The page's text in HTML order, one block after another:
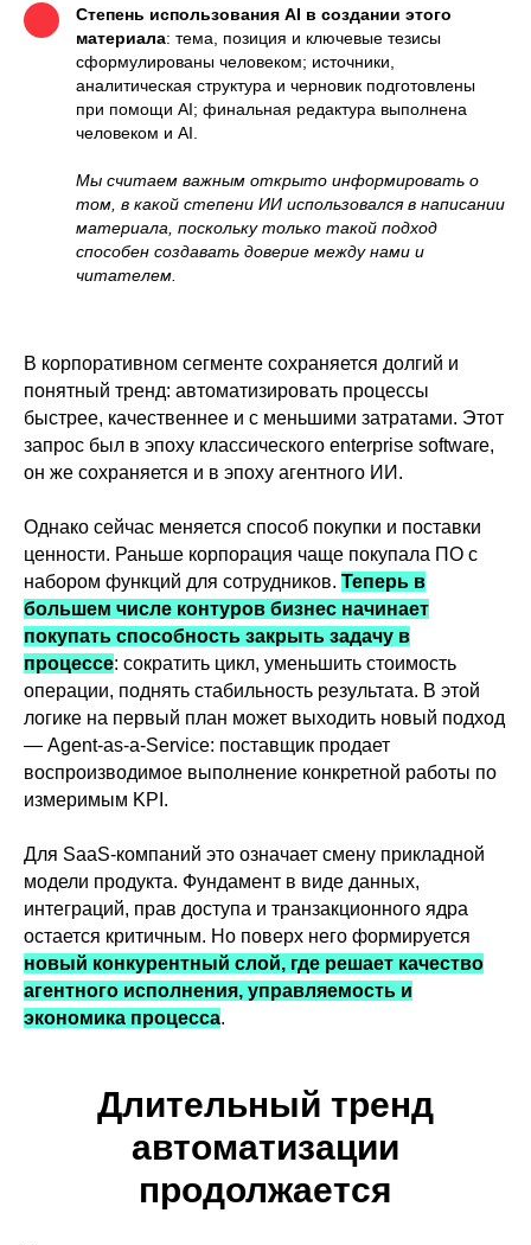
Степень использования AI в создании этого
материала: тема, позиция и ключевые тезисы
сформулированы человеком; источники,
аналитическая структура и черновик подготовлены
при помощи AI; финальная редактура выполнена
человеком и AI.
Мы считаем важным открыто информировать о
том, в какой степени ИИ использовался в написании
материала, поскольку только такой подход
способен создавать доверие между нами и
читателем.
В корпоративном сегменте сохраняется долгий и
понятный тренд: автоматизировать процессы
быстрее, качественнее и с меньшими затратами. Этот
запрос был в эпоху классического enterprise software,
он же сохраняется и в эпоху агентного ИИ.
Однако сейчас меняется способ покупки и поставки
ценности. Раньше корпорация чаще покупала ПО с
набором функций для сотрудников. Теперь в
большем числе контуров бизнес начинает
покупать способность закрыть задачу в
процессе: сократить цикл, уменьшить стоимость
операции, поднять стабильность результата. В этой
логике на первый план может выходить новый подход
— Agent-as-a-Service: поставщик продает
воспроизводимое выполнение конкретной работы по
измеримым KPI.
Для SaaS-компаний это означает смену прикладной
модели продукта. Фундамент в виде данных,
интеграций, прав доступа и транзакционного ядра
остается критичным. Но поверх него формируется
новый конкурентный слой, где решает качество
агентного исполнения, управляемость и
экономика процесса.
Длительный тренд
автоматизации
продолжается